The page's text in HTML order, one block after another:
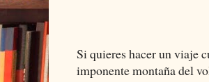
Si quieres hacer un viaje
imponente montaña del